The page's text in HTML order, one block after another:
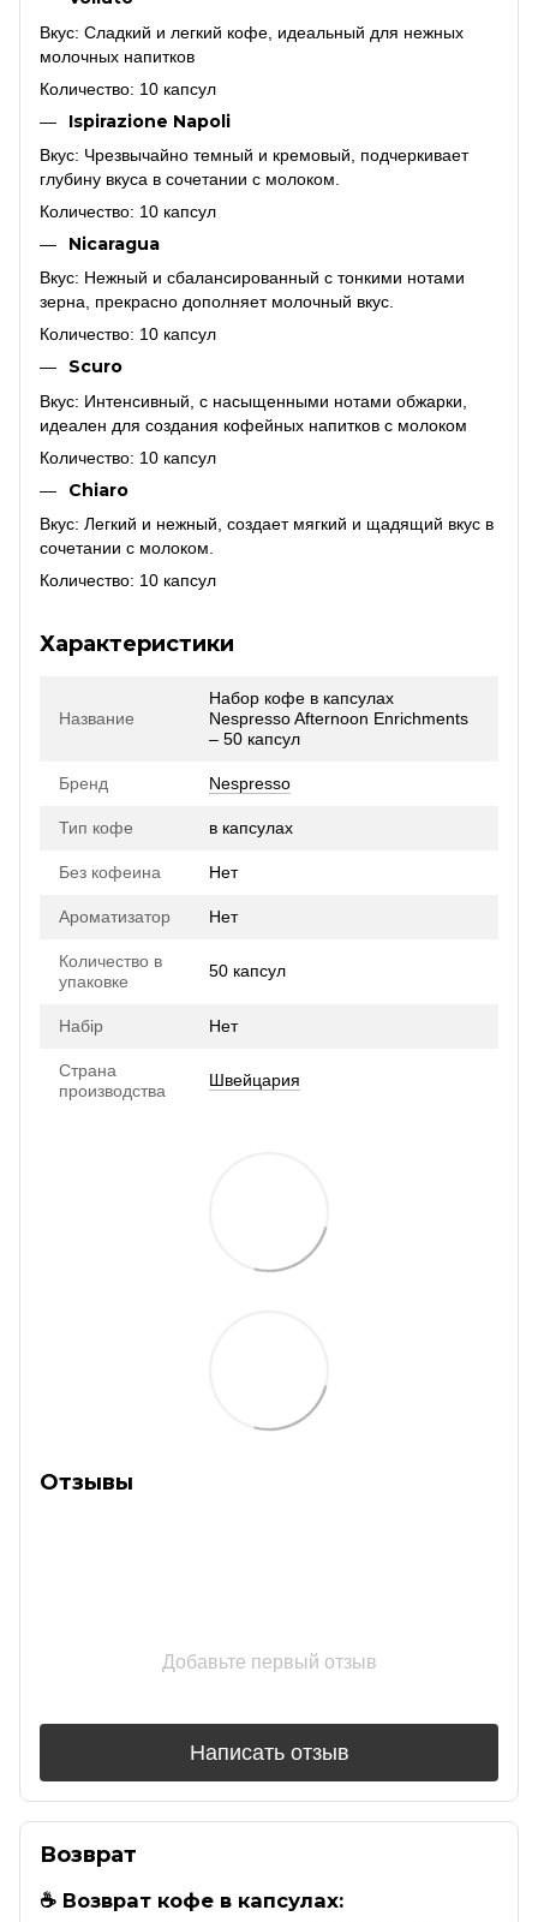
Вкус: Сладкий и легкий кофе, идеальный для нежных
молочных напитков
Количество: 10 капсул
Ispirazione Napoli
Вкус: Чрезвычайно темный и кремовый, подчеркивает
глубину вкуса в сочетании с молоком.
Количество: 10 капсул
Nicaragua
Вкус: Нежный и сбалансированный с тонкими нотами
зерна, прекрасно дополняет молочный вкус.
Количество: 10 капсул
Scuro
Вкус: Интенсивный, с насыщенными нотами обжарки,
идеален для создания кофейных напитков с молоком
Количество: 10 капсул
Chiaro
Вкус: Легкий и нежный, создает мягкий и щадящий вкус в
сочетании с молоком.
Количество: 10 капсул
Характеристики
Название
Набор кофе в капсулах
Nespresso Afternoon Enrichments
– 50 капсул
Бренд Nespresso
Тип кофе в капсулах
Без кофеина Нет
Ароматизатор Нет
Количество в
упаковке
50 капсул
Набір Нет
Страна
производства
Швейцария
Отзывы
Добавьте первый отзыв
Написать отзыв
Возврат
☕ Возврат кофе в капсулах: